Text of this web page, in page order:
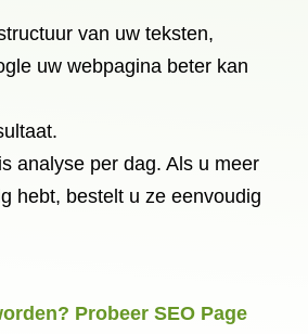
van uw teksten,
uw webpagina beter kan
analyse per dag. Als u meer
hebt, bestelt u ze eenvoudig
Probeer SEO Page